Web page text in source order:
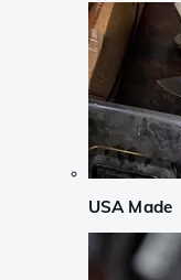
USA Made